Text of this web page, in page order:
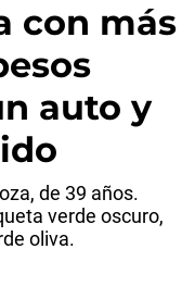
con más
auto y
de 39 años.
verde oscuro,
oliva.